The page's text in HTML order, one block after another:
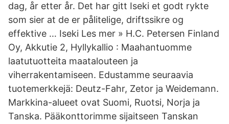
dag, år etter år. Det har gitt Iseki et godt rykte
som sier at de er pålitelige, driftssikre og
effektive … Iseki Les mer » H.C. Petersen Finland
Oy, Akkutie 2, Hyllykallio : Maahantuomme
laatutuotteita maatalouteen ja
viherrakentamiseen. Edustamme seuraavia
tuotemerkkejä: Deutz-Fahr, Zetor ja Weidemann.
Markkina-alueet ovat Suomi, Ruotsi, Norja ja
Tanska. Pääkonttorimme sijaitseen Tanskan